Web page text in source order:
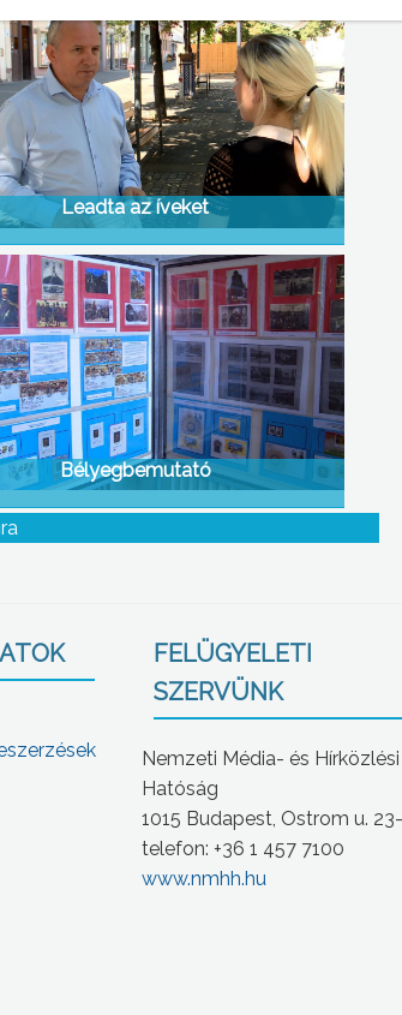
Leadta az íveket
Bélyegbemutató
FELÜGYELETI
SZERVÜNK
Nemzeti Média- és Hírközlési
Hatóság
1015 Budapest, Ostrom u.
telefon: +36 1 457 7100
www.nmhh.hu